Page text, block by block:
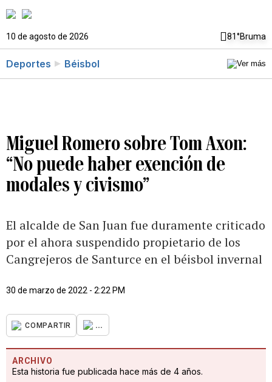
10 de agosto de 2026 81°Bruma
Deportes Béisbol
Miguel Romero sobre Tom Axon:
“No puede haber exención de
modales y civismo”
El alcalde de San Juan fue duramente criticado
por el ahora suspendido propietario de los
Cangrejeros de Santurce en el béisbol invernal
30 de marzo de 2022 - 2:22 PM
COMPARTIR ...
ARCHIVO
Esta historia fue publicada hace más de 4 años.